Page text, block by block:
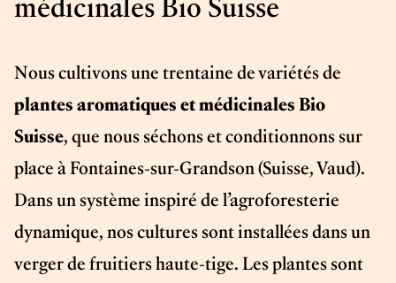
médicinales Bio Suisse
Nous cultivons une trentaine de variétés de
plantes aromatiques et médicinales Bio
Suisse, que nous séchons et conditionnons sur
place à Fontaines-sur-Grandson (Suisse, Vaud).
Dans un système inspiré de l’agroforesterie
dynamique, nos cultures sont installées dans un
verger de fruitiers haute-tige. Les plantes sont